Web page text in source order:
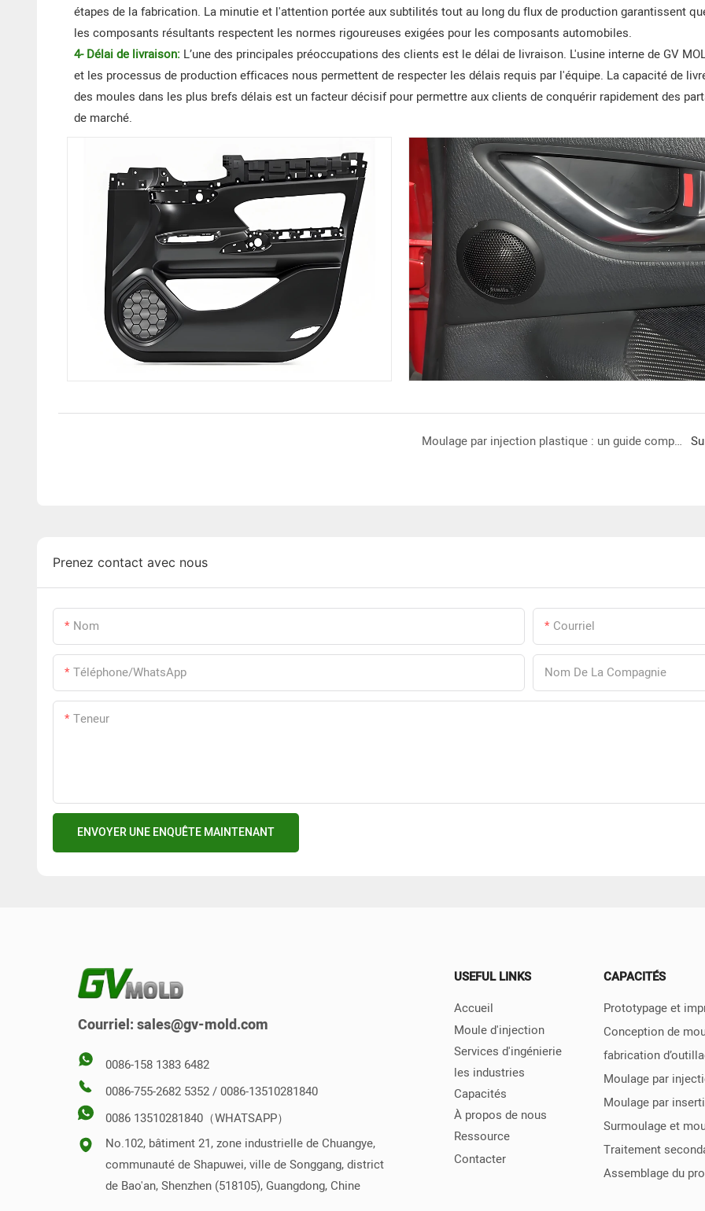
étapes de la fabrication. La minutie et l'attention portée aux subtilités tout au long du flux de production garantissent
les composants résultants respectent les normes rigoureuses exigées pour les composants automobiles.
4- Délai de livraison: L’une des principales préoccupations des clients est le délai de livraison. L'usine interne de GV
et les processus de production efficaces nous permettent de respecter les délais requis par l'équipe. La capacité de
des moules dans les plus brefs délais est un facteur décisif pour permettre aux clients de conquérir rapidement des
de marché.
Moulage par injection plastique : un guide complet
Prenez contact avec nous
Nom Courriel
Téléphone/WhatsApp Nom De La Compagnie
Teneur
ENVOYER UNE ENQUÊTE MAINTENANT
Courriel:sales@gv-mold.com
0086-158 1383 6482
0086-755-2682 5352 / 0086-13510281840
0086 13510281840（WHATSAPP）
No.102, bâtiment 21, zone industrielle de Chuangye,
communauté de Shapuwei, ville de Songgang, district
de Bao'an, Shenzhen (518105), Guangdong, Chine
USEFUL LINKS
Accueil
Moule d'injection
Services d'ingénierie
les industries
Capacités
À propos de nous
Ressource
Contacter
CAPACITÉS
Prototypage et
Conception de
fabrication
Moulage par
Moulage par
Surmoulage et
Traitement
Assemblage du